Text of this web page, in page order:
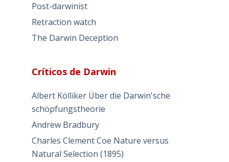
Post-darwinist
Retraction watch
The Darwin Deception
Críticos de Darwin
Albert Kölliker Über die Darwin'sche
schöpfungstheorie
Andrew Bradbury
Charles Clement Coe Nature versus
Natural Selection (1895)